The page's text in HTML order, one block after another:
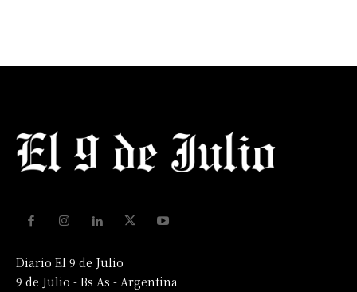
Diario El 9 de Julio
9 de Julio - Bs As - Argentina